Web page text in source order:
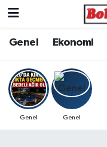
Genel Ekonomi
Genel Genel